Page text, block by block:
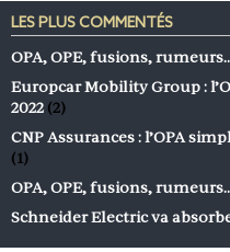
LES PLUS COMMENTÉS
OPA, OPE, fusions,
Europcar Mobility Group :
2022 (2)
CNP Assurances : l’OPA
(1)
OPA, OPE, fusions,
Schneider Electric va